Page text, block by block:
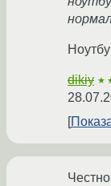
dikiy